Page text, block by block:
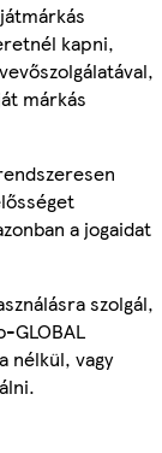
kapni,
márkás
a jogaidat
szolgál,
GLOBAL
nélkül, vagy